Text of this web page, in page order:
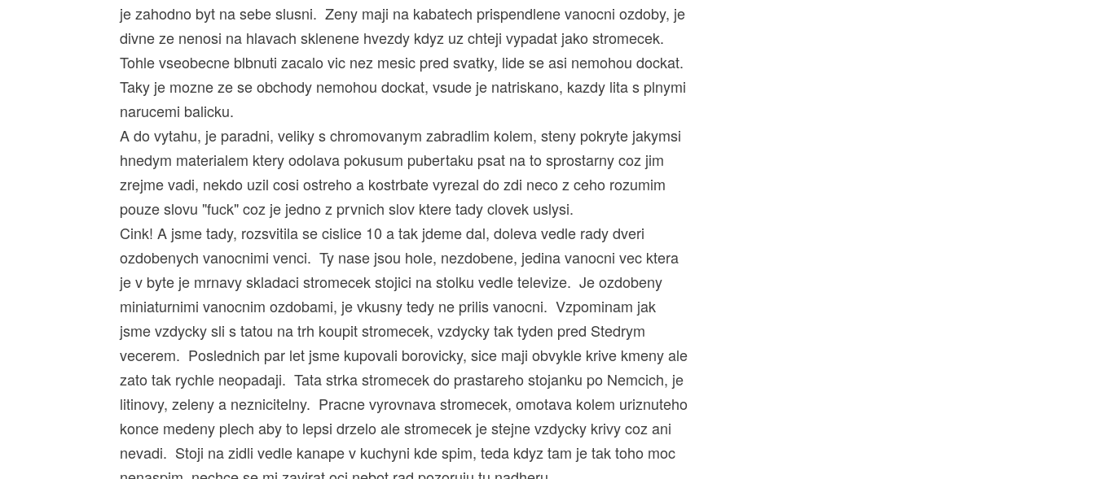
je zahodno byt na sebe slusni. Zeny maji na kabatech prispendlene vanocni ozdoby, je
divne ze nenosi na hlavach sklenene hvezdy kdyz uz chteji vypadat jako stromecek.
Tohle vseobecne blbnuti zacalo vic nez mesic pred svatky, lide se asi nemohou dockat.
Taky je mozne ze se obchody nemohou dockat, vsude je natriskano, kazdy lita s plnymi
narucemi balicku.
A do vytahu, je paradni, veliky s chromovanym zabradlim kolem, steny pokryte jakymsi
hnedym materialem ktery odolava pokusum pubertaku psat na to sprostarny coz jim
zrejme vadi, nekdo uzil cosi ostreho a kostrbate vyrezal do zdi neco z ceho rozumim
pouze slovu "fuck" coz je jedno z prvnich slov ktere tady clovek uslysi.
Cink! A jsme tady, rozsvitila se cislice 10 a tak jdeme dal, doleva vedle rady dveri
ozdobenych vanocnimi venci. Ty nase jsou hole, nezdobene, jedina vanocni vec ktera
je v byte je mrnavy skladaci stromecek stojici na stolku vedle televize. Je ozdobeny
miniaturnimi vanocnim ozdobami, je vkusny tedy ne prilis vanocni. Vzpominam jak
jsme vzdycky sli s tatou na trh koupit stromecek, vzdycky tak tyden pred Stedrym
vecerem. Poslednich par let jsme kupovali borovicky, sice maji obvykle krive kmeny ale
zato tak rychle neopadaji. Tata strka stromecek do prastareho stojanku po Nemcich, je
litinovy, zeleny a neznicitelny. Pracne vyrovnava stromecek, omotava kolem uriznuteho
konce medeny plech aby to lepsi drzelo ale stromecek je stejne vzdycky krivy coz ani
nevadi. Stoji na zidli vedle kanape v kuchyni kde spim, teda kdyz tam je tak toho moc